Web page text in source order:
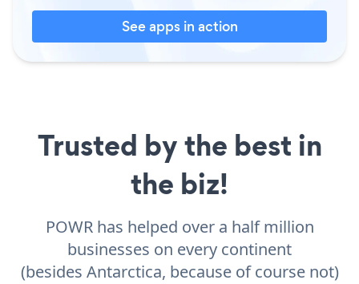
See apps in action
Trusted by the best in
the biz!
POWR has helped over a half million
businesses on every continent
(besides Antarctica, because of course not)